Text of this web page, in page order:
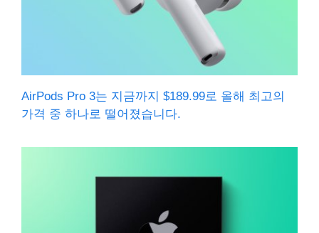
AirPods Pro 3는 지금까지 $189.99로 올해 최고의
가격 중 하나로 떨어졌습니다.